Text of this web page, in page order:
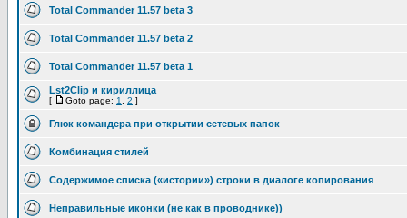
Total Commander 11.57 beta 3
Total Commander 11.57 beta 2
Total Commander 11.57 beta 1
Lst2Clip и кириллица
[ Goto page: 1 2 ]
Глюк командера при открытии сетевых папок
Комбинация стилей
Cодержимое списка («истории») строки в диалоге копирования
Неправильные иконки (не как в проводнике))